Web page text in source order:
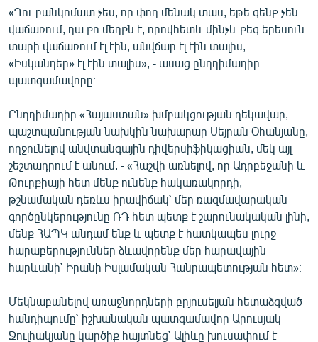
«Դու բանկոմատ չես, որ փող մենակ տաս, եթե զենք չեն
վաճառում, դա քո մեղքն է, որովհետև մինչև քեզ երեսուն
տարի վաճառում էլ էին, անվճար էլ էին տալիս,
«Իսկանդեր» էլ էին տալիս», - ասաց ընդդիմադիր
պատգամավորը։
Ընդդիմադիր «Հայաստան» խմբակցության ղեկավար,
պաշտպանության նախկին նախարար Սեյրան Օհանյանը,
ողջունելով անվտանգային դիվերսիֆիկացիան, մեկ այլ
շեշտադրում է անում. - «Հաշվի առնելով, որ Ադրբեջանի և
Թուրքիայի հետ մենք ունենք հակառակորդի,
թշնամական դեռևս իրավիճակ՝ մեր ռազմավարական
գործընկերությունը ՌԴ հետ պետք է շարունակական լինի,
մենք ՀԱՊԿ անդամ ենք և պետք է հատկապես լուրջ
հարաբերություններ ձևավորենք մեր հարավային
հարևանի՝ Իրանի Իսլամական Հանրապետության հետ»։
Մեկնաբանելով առաջնորդների բրյուսելյան հետաձգված
հանդիպումը՝ իշխանական պատգամավոր Արուսյակ
Ջուլհակյանը կարծիք հայտնեց՝ Ալիևը խուսափում է